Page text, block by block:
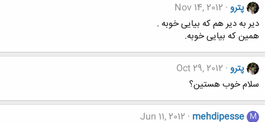
پترو Nov 14, 2012
دیر به دیر هم که بیایی خوبه .
همین که بیایی خوبه.
پترو Oct 29, 2012
سلام خوب هستین؟
M
mehdipesse
Jun 11, 2012